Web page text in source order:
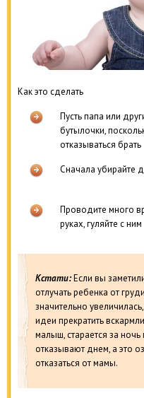
Как это сделать
Пусть папа или
бутылочки,
отказываться брать
Сначала убирайте
Проводите много
руках, гуляйте с ним
Кстати:Если вы
отлучать ребенка от
значительно
идеи прекратить
малыш, старается за ночь
отказывают днем, а это
отказаться от мамы.